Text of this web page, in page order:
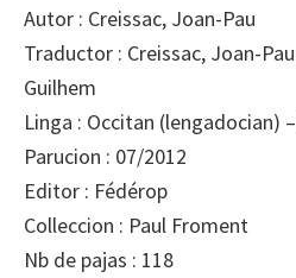
Autor : Creissac, Joan-Pau
Traductor : Creissac, Joan-
Guilhem
Linga : Occitan (lengadocian)
Parucion : 07/2012
Editor : Fédérop
Colleccion : Paul Froment
Nb de pajas : 118